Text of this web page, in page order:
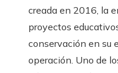
creada en 2016, la
proyectos
conservación en su
operación. Uno de